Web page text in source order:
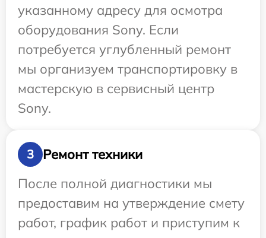
указанному адресу для осмотра
оборудования Sony. Если
потребуется углубленный ремонт
мы организуем транспортировку в
мастерскую в сервисный центр
Sony.
3
Ремонт техники
После полной диагностики мы
предоставим на утверждение смету
работ, график работ и приступим к